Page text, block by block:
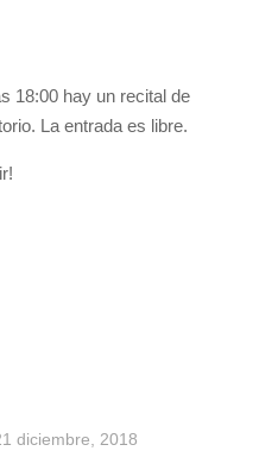
18:00 hay un recital de
La entrada es libre.
diciembre, 2018